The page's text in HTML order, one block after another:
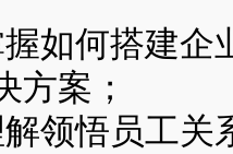
如何搭建企
方案；
领悟员工关